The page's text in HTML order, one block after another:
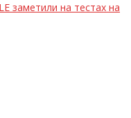
заметили на тестах на